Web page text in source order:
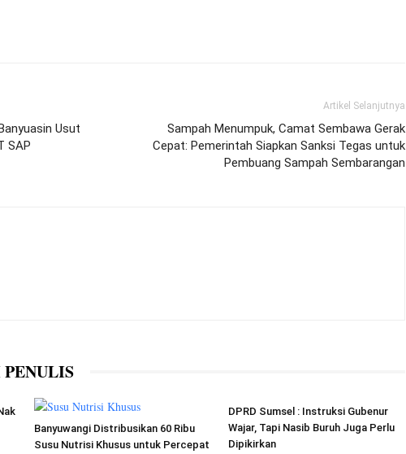
Usut
SAP
Artikel Selanjutnya
Sampah Menumpuk, Camat Sembawa Gerak
Cepat: Pemerintah Siapkan Sanksi Tegas untuk
Pembuang Sampah Sembarangan
Banyuwangi Distribusikan 60 Ribu
Susu Nutrisi Khusus untuk Percepat
DPRD Sumsel : Instruksi Gubenur
Wajar, Tapi Nasib Buruh Juga Perlu
Dipikirkan